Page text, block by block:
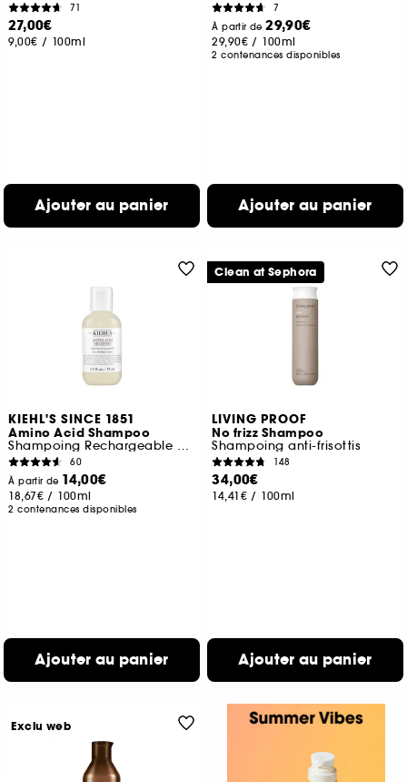
71
27,00€
9,00€ / 100ml
Ajouter au panier
7
À partir de29,90€
29,90€ / 100ml
2 contenances disponibles
Ajouter au panier
KIEHL'S SINCE 1851
Amino Acid Shampoo
Shampoing Rechargeable à l'huile de noix de coco
60
À partir de 14,00€
18,67€ / 100ml
2 contenances disponibles
Ajouter au panier
LIVING PROOF
No frizz Shampoo
Shampoing anti-frisottis
148
34,00€
14,41€ / 100ml
Ajouter au panier
Clean at Sephora
Exclu web